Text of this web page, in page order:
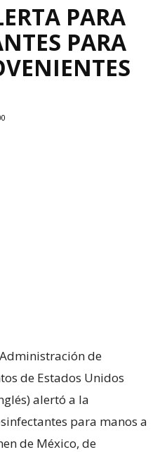
PARA
PARA
de
de Estados Unidos
alertó a la
para manos a
de México, de